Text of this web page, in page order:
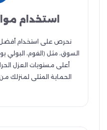
استخدام
نحرص على استخدام أفضل
السوق، مثل (الفوم، البولي
أعلى مستويات العزل
الحماية المثلى لمنزلك من